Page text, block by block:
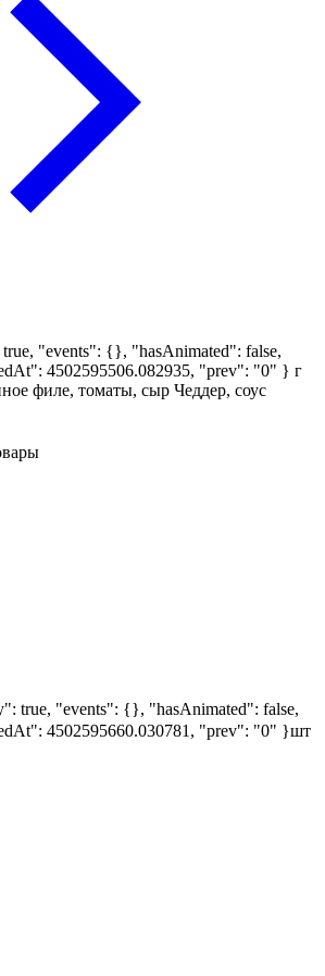
"events": {}, "hasAnimated": false,
4502595506.082935, "prev": "0" } г
филе, томаты, сыр Чеддер, соус
true, "events": {}, "hasAnimated": false,
4502595660.030781, "prev": "0" }шт